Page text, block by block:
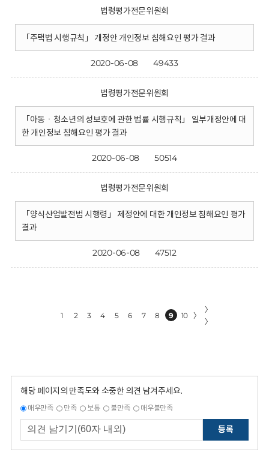
법령평가전문위원회
「주택법 시행규칙」 개정안 개인정보 침해요인 평가 결과
2020-06-08 49433
법령평가전문위원회
「아동ㆍ청소년의 성보호에 관한 법률 시행규칙」 일부개정안에 대
한 개인정보 침해요인 평가 결과
2020-06-08 50514
법령평가전문위원회
「양식산업발전법 시행령」 제정안에 대한 개인정보 침해요인 평가
결과
2020-06-08 47512
1 2 3 4 5 6 7 8 9 10 〉
〉
〉
해당 페이지의 만족도와 소중한 의견 남겨주세요.
매우만족 만족 보통 불만족 매우불만족
등록